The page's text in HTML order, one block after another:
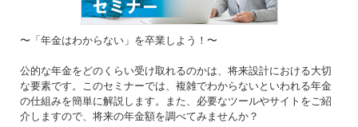
〜「年金はわからない」を卒業しよう！〜
公的な年金をどのくらい受け取れるのかは、将来設計における大切
な要素です。このセミナーでは、複雑でわからないといわれる年金
の仕組みを簡単に解説します。また、必要なツールやサイトをご紹
介しますので、将来の年金額を調べてみませんか？